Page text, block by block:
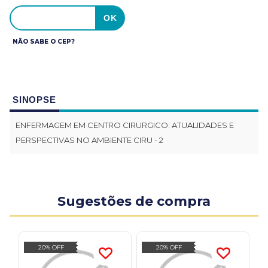
NÃO SABE O CEP?
SINOPSE
ENFERMAGEM EM CENTRO CIRURGICO: ATUALIDADES E
PERSPECTIVAS NO AMBIENTE CIRU - 2
Sugestões de compra
20% OFF 20% OFF